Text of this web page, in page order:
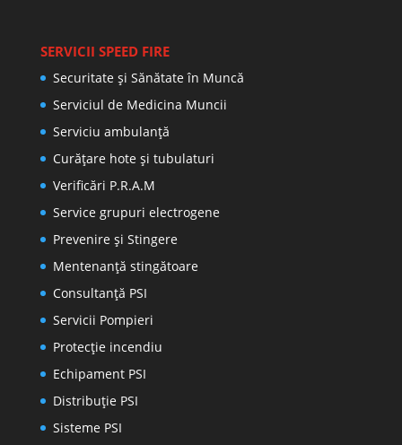
SERVICII SPEED FIRE
Securitate și Sănătate în Muncă
Serviciul de Medicina Muncii
Serviciu ambulanță
Curățare hote și tubulaturi
Verificări P.R.A.M
Service grupuri electrogene
Prevenire şi Stingere
Mentenanţă stingătoare
Consultanţă PSI
Servicii Pompieri
Protecţie incendiu
Echipament PSI
Distribuţie PSI
Sisteme PSI